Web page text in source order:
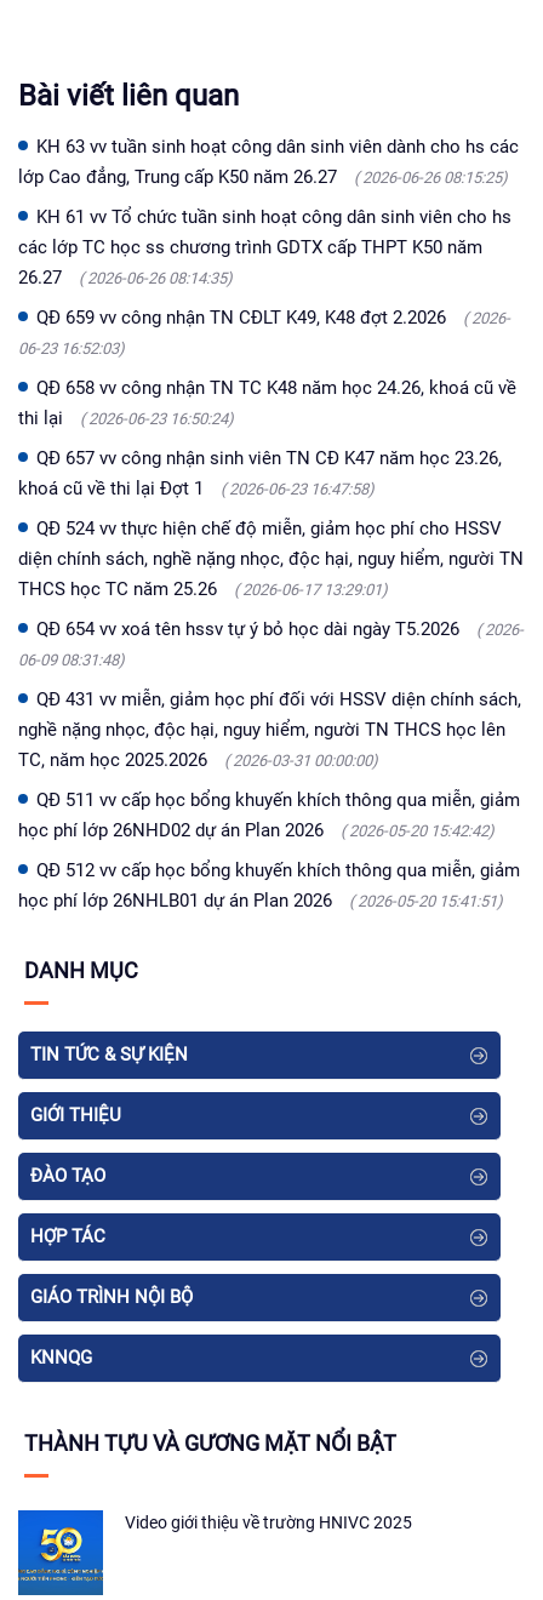
Bài viết liên quan
KH 63 vv tuần sinh hoạt công dân sinh viên dành cho hs các
lớp Cao đẳng, Trung cấp K50 năm 26.27
( 2026-06-26 08:15:25)
KH 61 vv Tổ chức tuần sinh hoạt công dân sinh viên cho hs
các lớp TC học ss chương trình GDTX cấp THPT K50 năm
26.27
( 2026-06-26 08:14:35)
QĐ 659 vv công nhận TN CĐLT K49, K48 đợt 2.2026
( 2026-
06-23 16:52:03)
QĐ 658 vv công nhận TN TC K48 năm học 24.26, khoá cũ về
thi lại
( 2026-06-23 16:50:24)
QĐ 657 vv công nhận sinh viên TN CĐ K47 năm học 23.26,
khoá cũ về thi lại Đợt 1
( 2026-06-23 16:47:58)
QĐ 524 vv thực hiện chế độ miễn, giảm học phí cho HSSV
diện chính sách, nghề nặng nhọc, độc hại, nguy hiểm, người TN
THCS học TC năm 25.26
( 2026-06-17 13:29:01)
QĐ 654 vv xoá tên hssv tự ý bỏ học dài ngày T5.2026
( 2026-
06-09 08:31:48)
QĐ 431 vv miễn, giảm học phí đối với HSSV diện chính sách,
nghề nặng nhọc, độc hại, nguy hiểm, người TN THCS học lên
TC, năm học 2025.2026
( 2026-03-31 00:00:00)
QĐ 511 vv cấp học bổng khuyến khích thông qua miễn, giảm
học phí lớp 26NHD02 dự án Plan 2026
( 2026-05-20 15:42:42)
QĐ 512 vv cấp học bổng khuyến khích thông qua miễn, giảm
học phí lớp 26NHLB01 dự án Plan 2026
( 2026-05-20 15:41:51)
DANH MỤC
TIN TỨC & SỰ KIỆN
GIỚI THIỆU
ĐÀO TẠO
HỢP TÁC
GIÁO TRÌNH NỘI BỘ
KNNQG
THÀNH TỰU VÀ GƯƠNG MẶT NỔI BẬT
Video giới thiệu về trường HNIVC 2025